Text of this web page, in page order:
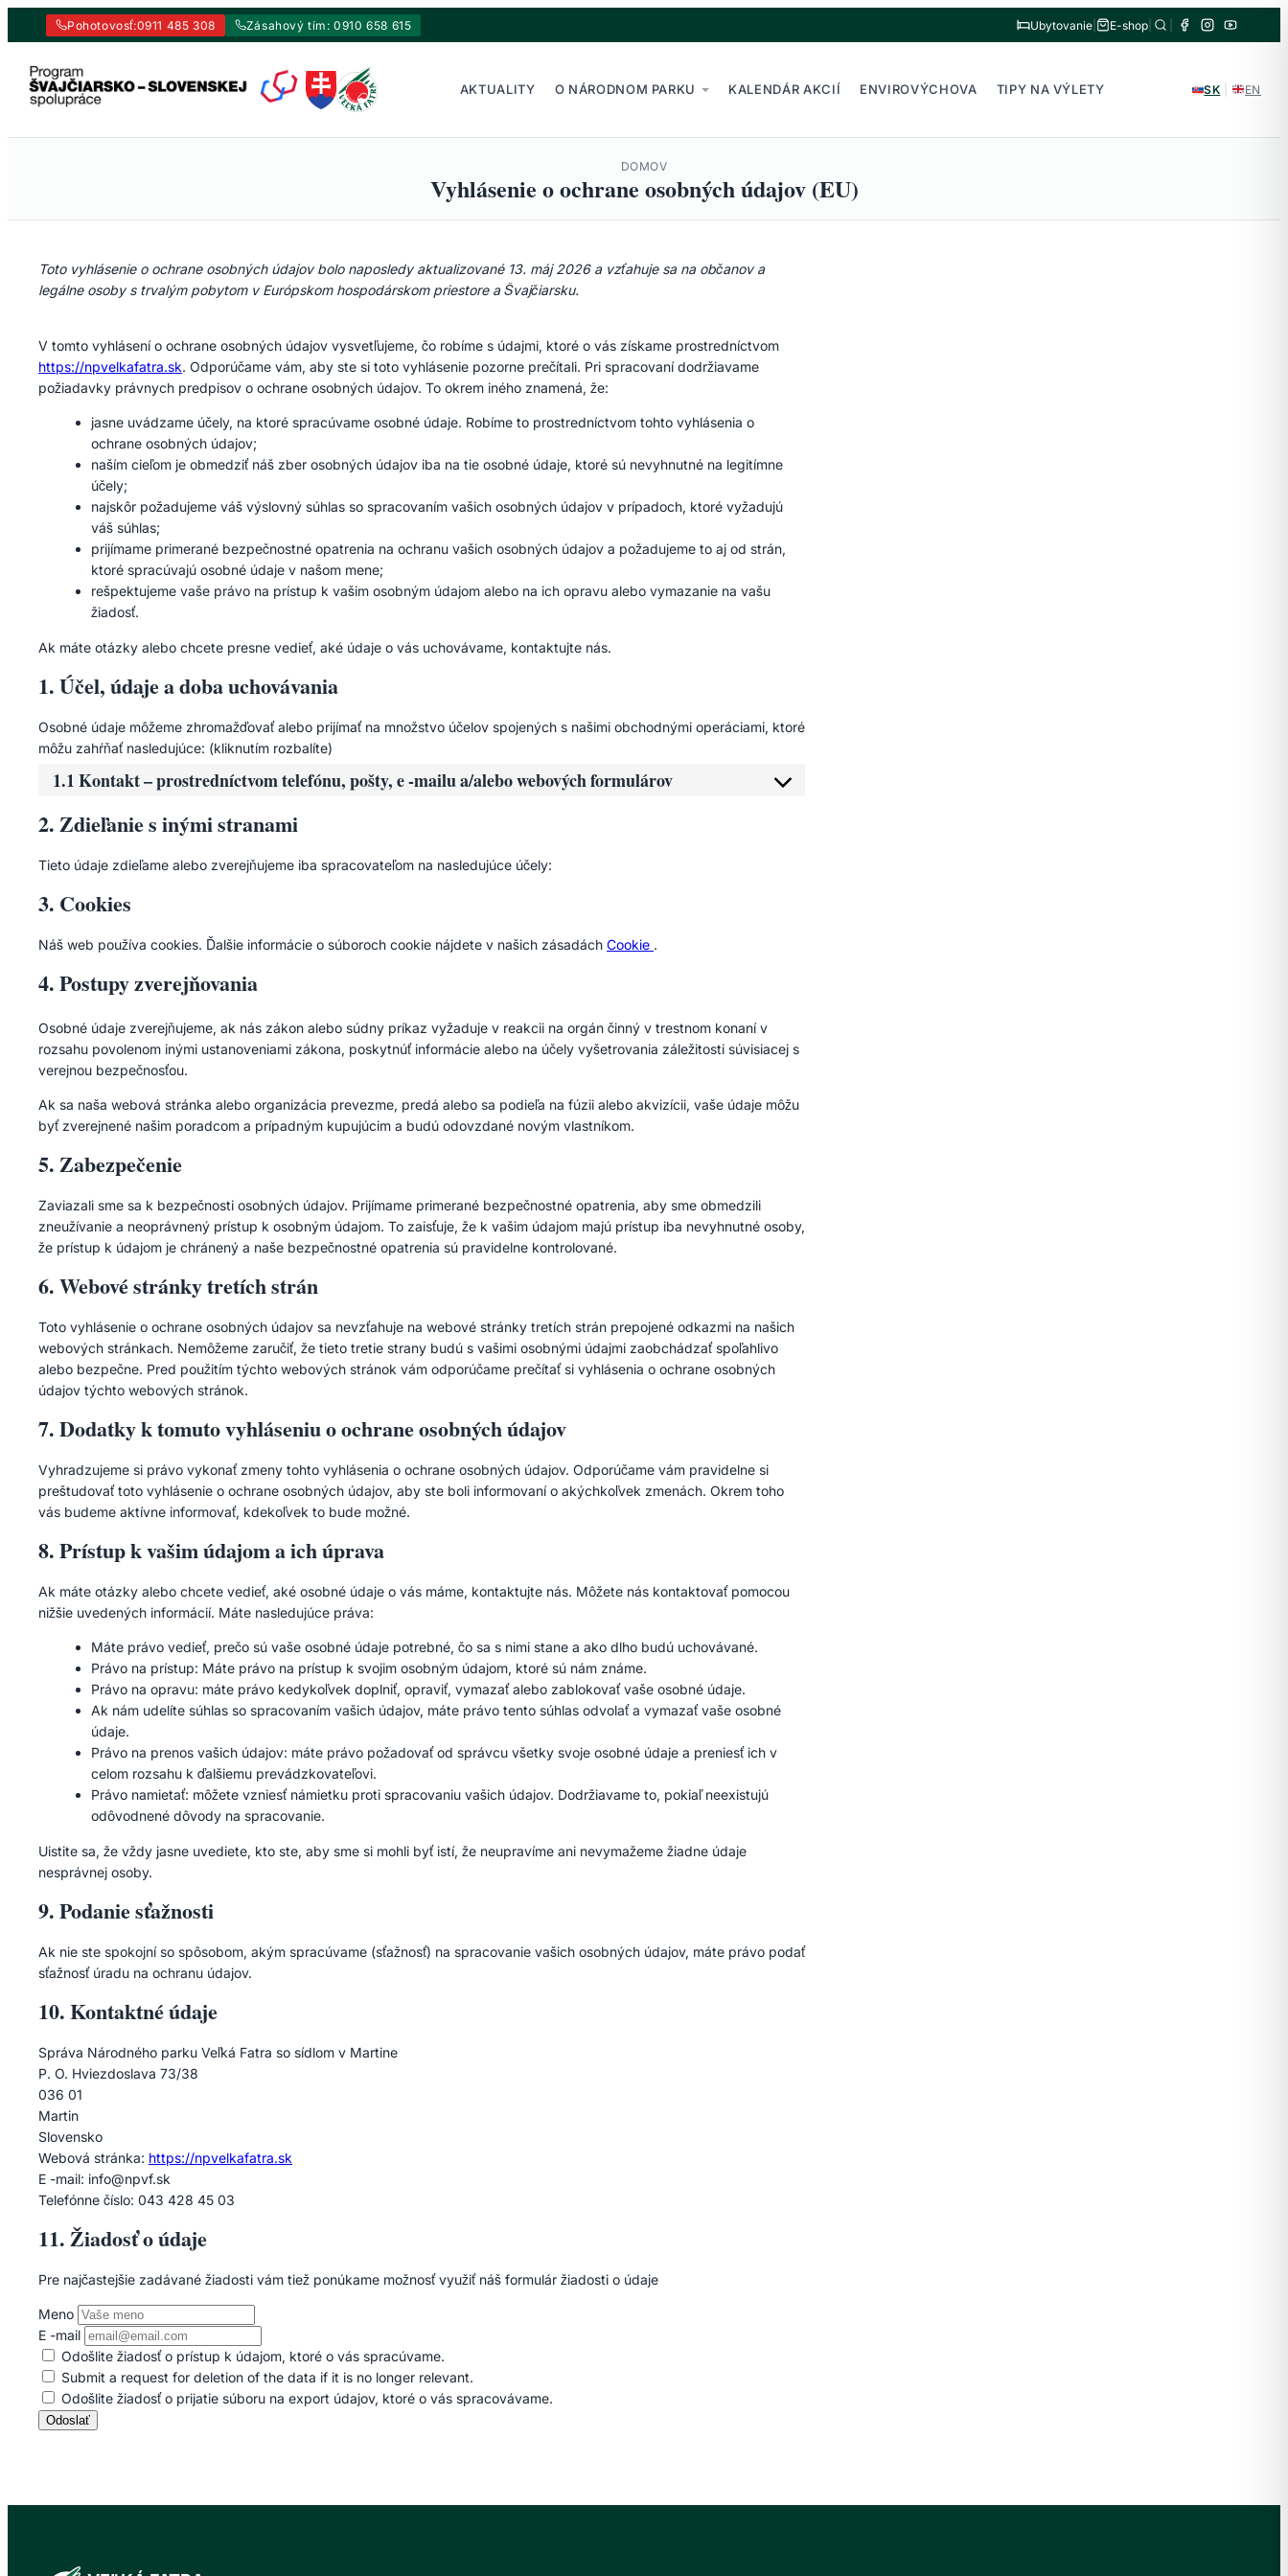
Pohotovosť:0911 485 308 Zásahový tím: 0910 658 615 Ubytovanie E-shop
obsah
AKTUALITY O NÁRODNOM PARKU KALENDÁR AKCIÍ ENVIROVÝCHOVA TIPY NA VÝLETY SK EN
DOMOV
Vyhlásenie o ochrane osobných údajov (EU)
Toto vyhlásenie o ochrane osobných údajov bolo naposledy aktualizované 13. máj 2026 a vzťahuje sa na občanov a
legálne osoby s trvalým pobytom v Európskom hospodárskom priestore a Švajčiarsku.
V tomto vyhlásení o ochrane osobných údajov vysvetľujeme, čo robíme s údajmi, ktoré o vás získame prostredníctvom
https://npvelkafatra.sk. Odporúčame vám, aby ste si toto vyhlásenie pozorne prečítali. Pri spracovaní dodržiavame
požiadavky právnych predpisov o ochrane osobných údajov. To okrem iného znamená, že:
jasne uvádzame účely, na ktoré spracúvame osobné údaje. Robíme to prostredníctvom tohto vyhlásenia o
ochrane osobných údajov;
naším cieľom je obmedziť náš zber osobných údajov iba na tie osobné údaje, ktoré sú nevyhnutné na legitímne
účely;
najskôr požadujeme váš výslovný súhlas so spracovaním vašich osobných údajov v prípadoch, ktoré vyžadujú
váš súhlas;
prijímame primerané bezpečnostné opatrenia na ochranu vašich osobných údajov a požadujeme to aj od strán,
ktoré spracúvajú osobné údaje v našom mene;
rešpektujeme vaše právo na prístup k vašim osobným údajom alebo na ich opravu alebo vymazanie na vašu
žiadosť.
Ak máte otázky alebo chcete presne vedieť, aké údaje o vás uchovávame, kontaktujte nás.
1. Účel, údaje a doba uchovávania
Osobné údaje môžeme zhromažďovať alebo prijímať na množstvo účelov spojených s našimi obchodnými operáciami, ktoré
môžu zahŕňať nasledujúce: (kliknutím rozbalíte)
1.1 Kontakt – prostredníctvom telefónu, pošty, e -mailu a/alebo webových formulárov
2. Zdieľanie s inými stranami
Tieto údaje zdieľame alebo zverejňujeme iba spracovateľom na nasledujúce účely:
3. Cookies
Náš web používa cookies. Ďalšie informácie o súboroch cookie nájdete v našich zásadách Cookie .
4. Postupy zverejňovania
Osobné údaje zverejňujeme, ak nás zákon alebo súdny príkaz vyžaduje v reakcii na orgán činný v trestnom konaní v
rozsahu povolenom inými ustanoveniami zákona, poskytnúť informácie alebo na účely vyšetrovania záležitosti súvisiacej s
verejnou bezpečnosťou.
Ak sa naša webová stránka alebo organizácia prevezme, predá alebo sa podieľa na fúzii alebo akvizícii, vaše údaje môžu
byť zverejnené našim poradcom a prípadným kupujúcim a budú odovzdané novým vlastníkom.
5. Zabezpečenie
Zaviazali sme sa k bezpečnosti osobných údajov. Prijímame primerané bezpečnostné opatrenia, aby sme obmedzili
zneužívanie a neoprávnený prístup k osobným údajom. To zaisťuje, že k vašim údajom majú prístup iba nevyhnutné osoby,
že prístup k údajom je chránený a naše bezpečnostné opatrenia sú pravidelne kontrolované.
6. Webové stránky tretích strán
Toto vyhlásenie o ochrane osobných údajov sa nevzťahuje na webové stránky tretích strán prepojené odkazmi na našich
webových stránkach. Nemôžeme zaručiť, že tieto tretie strany budú s vašimi osobnými údajmi zaobchádzať spoľahlivo
alebo bezpečne. Pred použitím týchto webových stránok vám odporúčame prečítať si vyhlásenia o ochrane osobných
údajov týchto webových stránok.
7. Dodatky k tomuto vyhláseniu o ochrane osobných údajov
Vyhradzujeme si právo vykonať zmeny tohto vyhlásenia o ochrane osobných údajov. Odporúčame vám pravidelne si
preštudovať toto vyhlásenie o ochrane osobných údajov, aby ste boli informovaní o akýchkoľvek zmenách. Okrem toho
vás budeme aktívne informovať, kdekoľvek to bude možné.
8. Prístup k vašim údajom a ich úprava
Ak máte otázky alebo chcete vedieť, aké osobné údaje o vás máme, kontaktujte nás. Môžete nás kontaktovať pomocou
nižšie uvedených informácií. Máte nasledujúce práva:
Máte právo vedieť, prečo sú vaše osobné údaje potrebné, čo sa s nimi stane a ako dlho budú uchovávané.
Právo na prístup: Máte právo na prístup k svojim osobným údajom, ktoré sú nám známe.
Právo na opravu: máte právo kedykoľvek doplniť, opraviť, vymazať alebo zablokovať vaše osobné údaje.
Ak nám udelíte súhlas so spracovaním vašich údajov, máte právo tento súhlas odvolať a vymazať vaše osobné
údaje.
Právo na prenos vašich údajov: máte právo požadovať od správcu všetky svoje osobné údaje a preniesť ich v
celom rozsahu k ďalšiemu prevádzkovateľovi.
Právo namietať: môžete vzniesť námietku proti spracovaniu vašich údajov. Dodržiavame to, pokiaľ neexistujú
odôvodnené dôvody na spracovanie.
Uistite sa, že vždy jasne uvediete, kto ste, aby sme si mohli byť istí, že neupravíme ani nevymažeme žiadne údaje
nesprávnej osoby.
9. Podanie sťažnosti
Ak nie ste spokojní so spôsobom, akým spracúvame (sťažnosť) na spracovanie vašich osobných údajov, máte právo podať
sťažnosť úradu na ochranu údajov.
10. Kontaktné údaje
Správa Národného parku Veľká Fatra so sídlom v Martine
P. O. Hviezdoslava 73/38
036 01
Martin
Slovensko
Webová stránka: https://npvelkafatra.sk
E -mail: info@npvf.sk
Telefónne číslo: 043 428 45 03
11. Žiadosť o údaje
Pre najčastejšie zadávané žiadosti vám tiež ponúkame možnosť využiť náš formulár žiadosti o údaje
Meno
E -mail
Odošlite žiadosť o prístup k údajom, ktoré o vás spracúvame.
Submit a request for deletion of the data if it is no longer relevant.
Odošlite žiadosť o prijatie súboru na export údajov, ktoré o vás spracovávame.